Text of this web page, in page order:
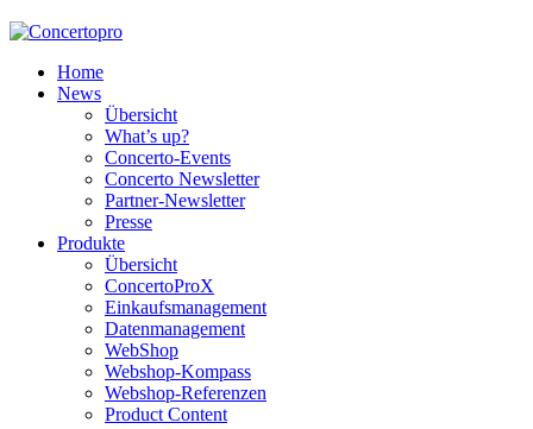
Home
News
Übersicht
What’s up?
Concerto-Events
Concerto Newsletter
Partner-Newsletter
Presse
Produkte
Übersicht
ConcertoProX
Einkaufsmanagement
Datenmanagement
WebShop
Webshop-Kompass
Webshop-Referenzen
Product Content